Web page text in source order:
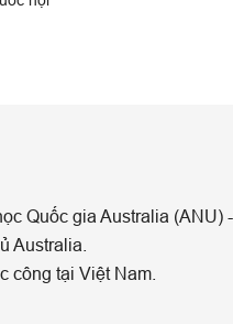
Quốc gia Australia (ANU) -
Australia.
công tại Việt Nam.